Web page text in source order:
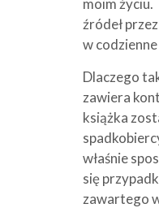
moim życiu.
źródeł
w
Dlaczego
zawiera
książka
właśnie
się
zawartego